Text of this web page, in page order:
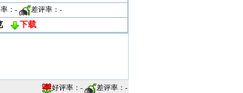
： - 差评率： -
下载
好评率： - 差评率： -